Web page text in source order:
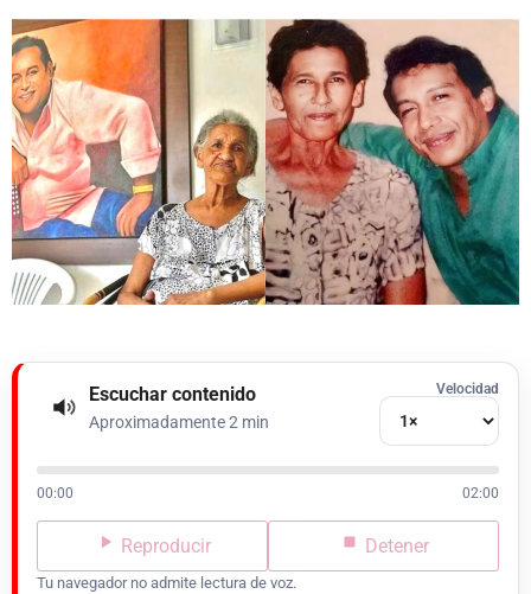
Escuchar contenido
Aproximadamente 2 min
Velocidad
00:00 02:00
Reproducir Detener
Tu navegador no admite lectura de voz.